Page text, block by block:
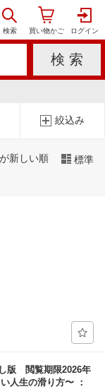
絞込み
新しい順 標準
版 閲覧期限2026年
人生の滑り方〜 ：